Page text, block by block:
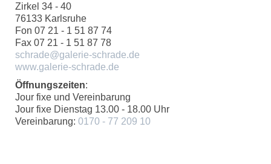
Zirkel 34 - 40
76133 Karlsruhe
Fon 07 21 - 1 51 87 74
Fax 07 21 - 1 51 87 78
schrade@galerie-schrade.de
www.galerie-schrade.de
Öffnungszeiten:
Jour fixe und Vereinbarung
Jour fixe Dienstag 13.00 - 18.00 Uhr
Vereinbarung: 0170 - 77 209 10